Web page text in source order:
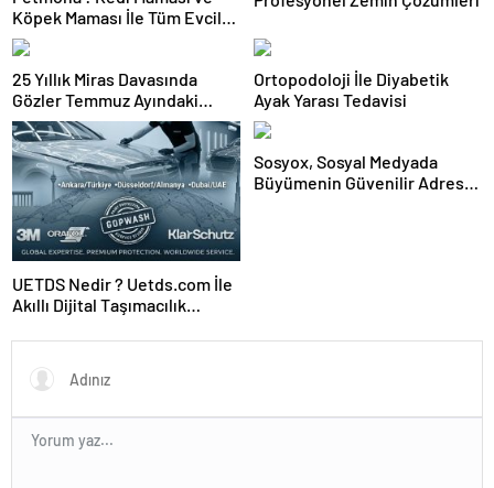
Köpek Maması İle Tüm Evcil
Hayvan Ürünleri
25 Yıllık Miras Davasında
Gözler Temmuz Ayındaki
Karar Duruşmasına Çevrildi
Ortopodoloji İle Diyabetik
Ayak Yarası Tedavisi
UETDS Nedir ? Uetds.com İle
Akıllı Dijital Taşımacılık
Sosyox, Sosyal Medyada
Büyümenin Güvenilir Adresi